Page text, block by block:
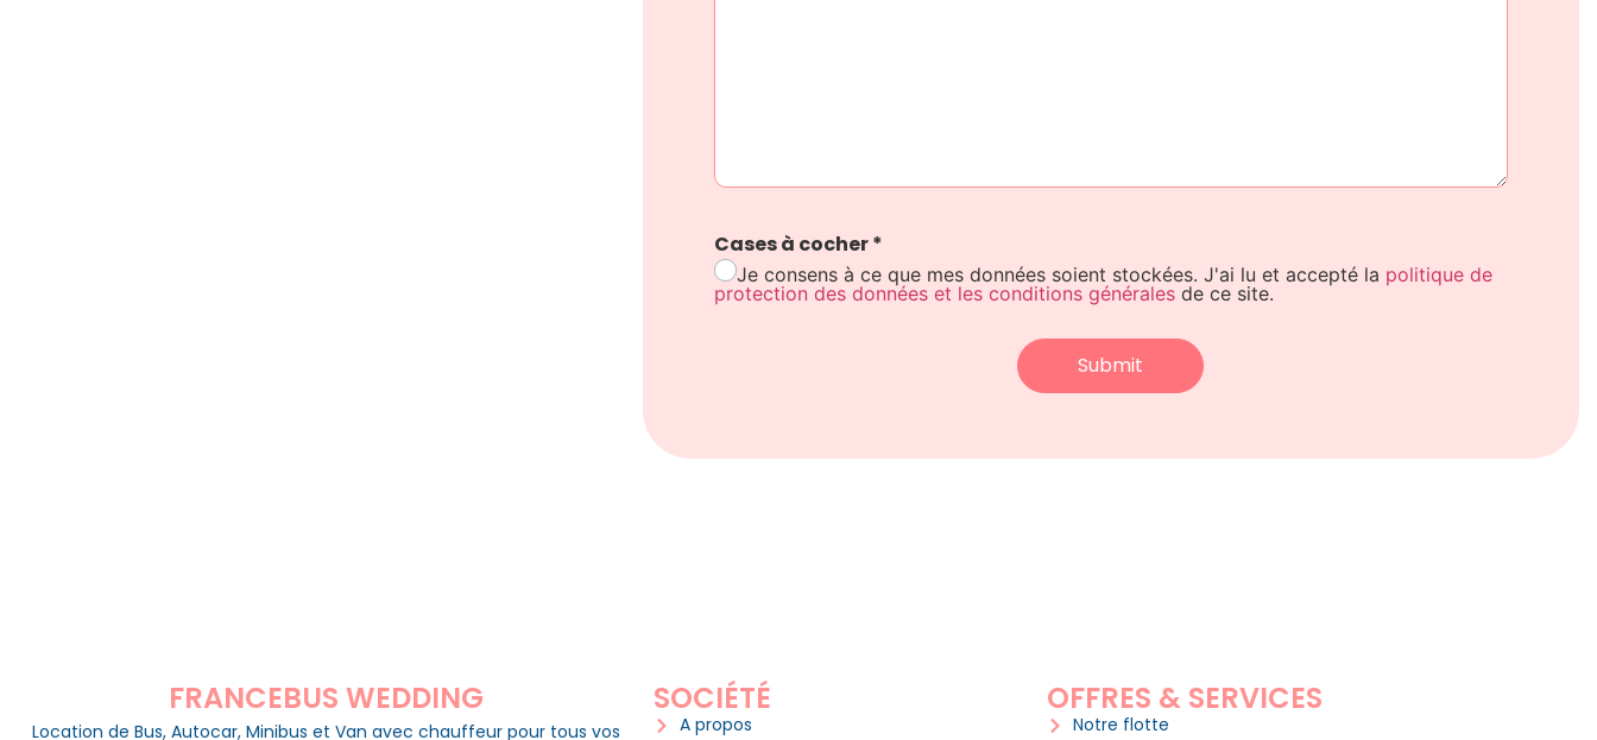
Cases à cocher*
Je consens à ce que mes données soient stockées. J'ai lu et accepté la politique de
protection des données et les conditions généralesde ce site.
Submit
FRANCEBUS WEDDING
Location de Bus, Autocar, Minibus et Van avec chauffeur pour tous vos
SOCIÉTÉ
A propos
OFFRES & SERVICES
Notre flotte